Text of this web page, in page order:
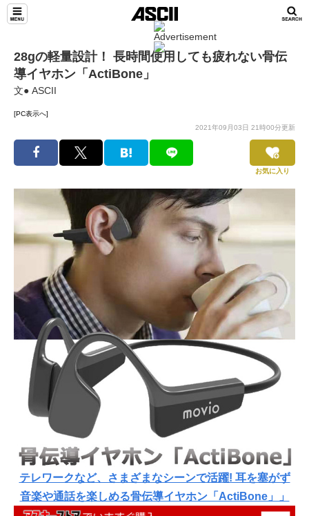
28gの軽量設計！ 長時間使用しても疲れない骨伝
導イヤホン「ActiBone」
文● ASCII
[PC表示へ]
2021年09月03日 21時00分更新
お気に入り
テレワークなど、さまざまなシーンで活躍! 耳を塞がず
音楽や通話を楽しめる骨伝導イヤホン「ActiBone」」